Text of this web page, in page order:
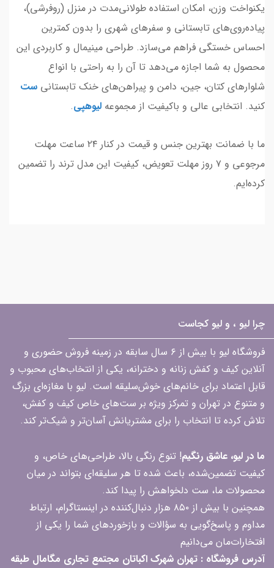
یکنواخت وزن، امکان استفاده طولانی‌مدت در منزل (روفرشی)،
پیاده‌روی‌های تابستانی و سفرهای شهری را بدون کمترین
احساس خستگی فراهم می‌سازد. طراحی مینیمال و کاربردی این
محصول به شما اجازه می‌دهد تا آن را به راحتی با انواع
شلوارهای کتان، جین، دامن و پیراهن‌های خنک تابستانی ست
کنید. انتخابی عالی و باکیفیت از مجموعه لیوهپی.
ما با ضمانت بهترین جنس و قیمت در کنار ۲۴ ساعت مهلت
مرجوعی و ۷ روز مهلت تعویض، کیفیت این مدل ترند را تضمین
کرده‌ایم.
چرا لیو ، و لیو کجاست
فروشگاه لیو با بیش از ۶ سال سابقه در زمینه فروش حضوری و
آنلاین کیف و کفش زنانه و دخترانه، یکی از انتخاب‌های محبوب و
قابل اعتماد برای خانم‌های خوش‌سلیقه است. لیو با مغازه‌ای بزرگ
و متنوع در تهران و تمرکز ویژه بر ست‌های خاص کیف و کفش،
تلاش کرده تا انتخاب را برای مشتریانش آسان‌تر و شیک‌تر کند.
ما در لیو، عاشق رنگیم! تنوع رنگی بالا، طراحی‌های خاص، و
کیفیت تضمین‌شده، باعث شده تا هر سلیقه‌ای بتواند در میان
محصولات ما، ست دلخواهش را پیدا کند.
همچنین با بیش از ۸۵۰ هزار دنبال‌کننده در اینستاگرام، ارتباط
مداوم و پاسخ‌گویی به سؤالات و بازخوردهای شما را یکی از
افتخارات‌مان می‌دانیم
آدرس فروشگاه : تهران شهرک اکباتان مجتمع تجاری مگامال طبقه